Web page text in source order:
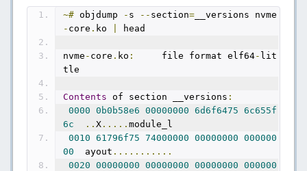
~# objdump - s -- section= __versions nvme
- core . ko head
nvme - core . ko :
     file format elf64
- lit
tle
Contents of section __versions :
0000 0b0b58e6 00000000 6d6f6475 6c655f
6c
.. X ..... module_l
0010 61796f75 74000000 00000000 000000
00
  ayout
...........
0020 00000000 00000000 00000000 000000